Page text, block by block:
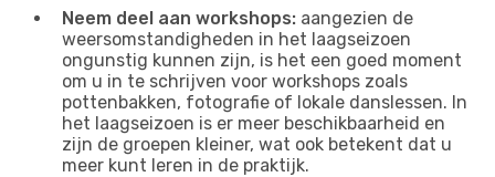
Neem deel aan workshops: aangezien de
weersomstandigheden in het laagseizoen
ongunstig kunnen zijn, is het een goed moment
om u in te schrijven voor workshops zoals
pottenbakken, fotografie of lokale danslessen. In
het laagseizoen is er meer beschikbaarheid en
zijn de groepen kleiner, wat ook betekent dat u
meer kunt leren in de praktijk.